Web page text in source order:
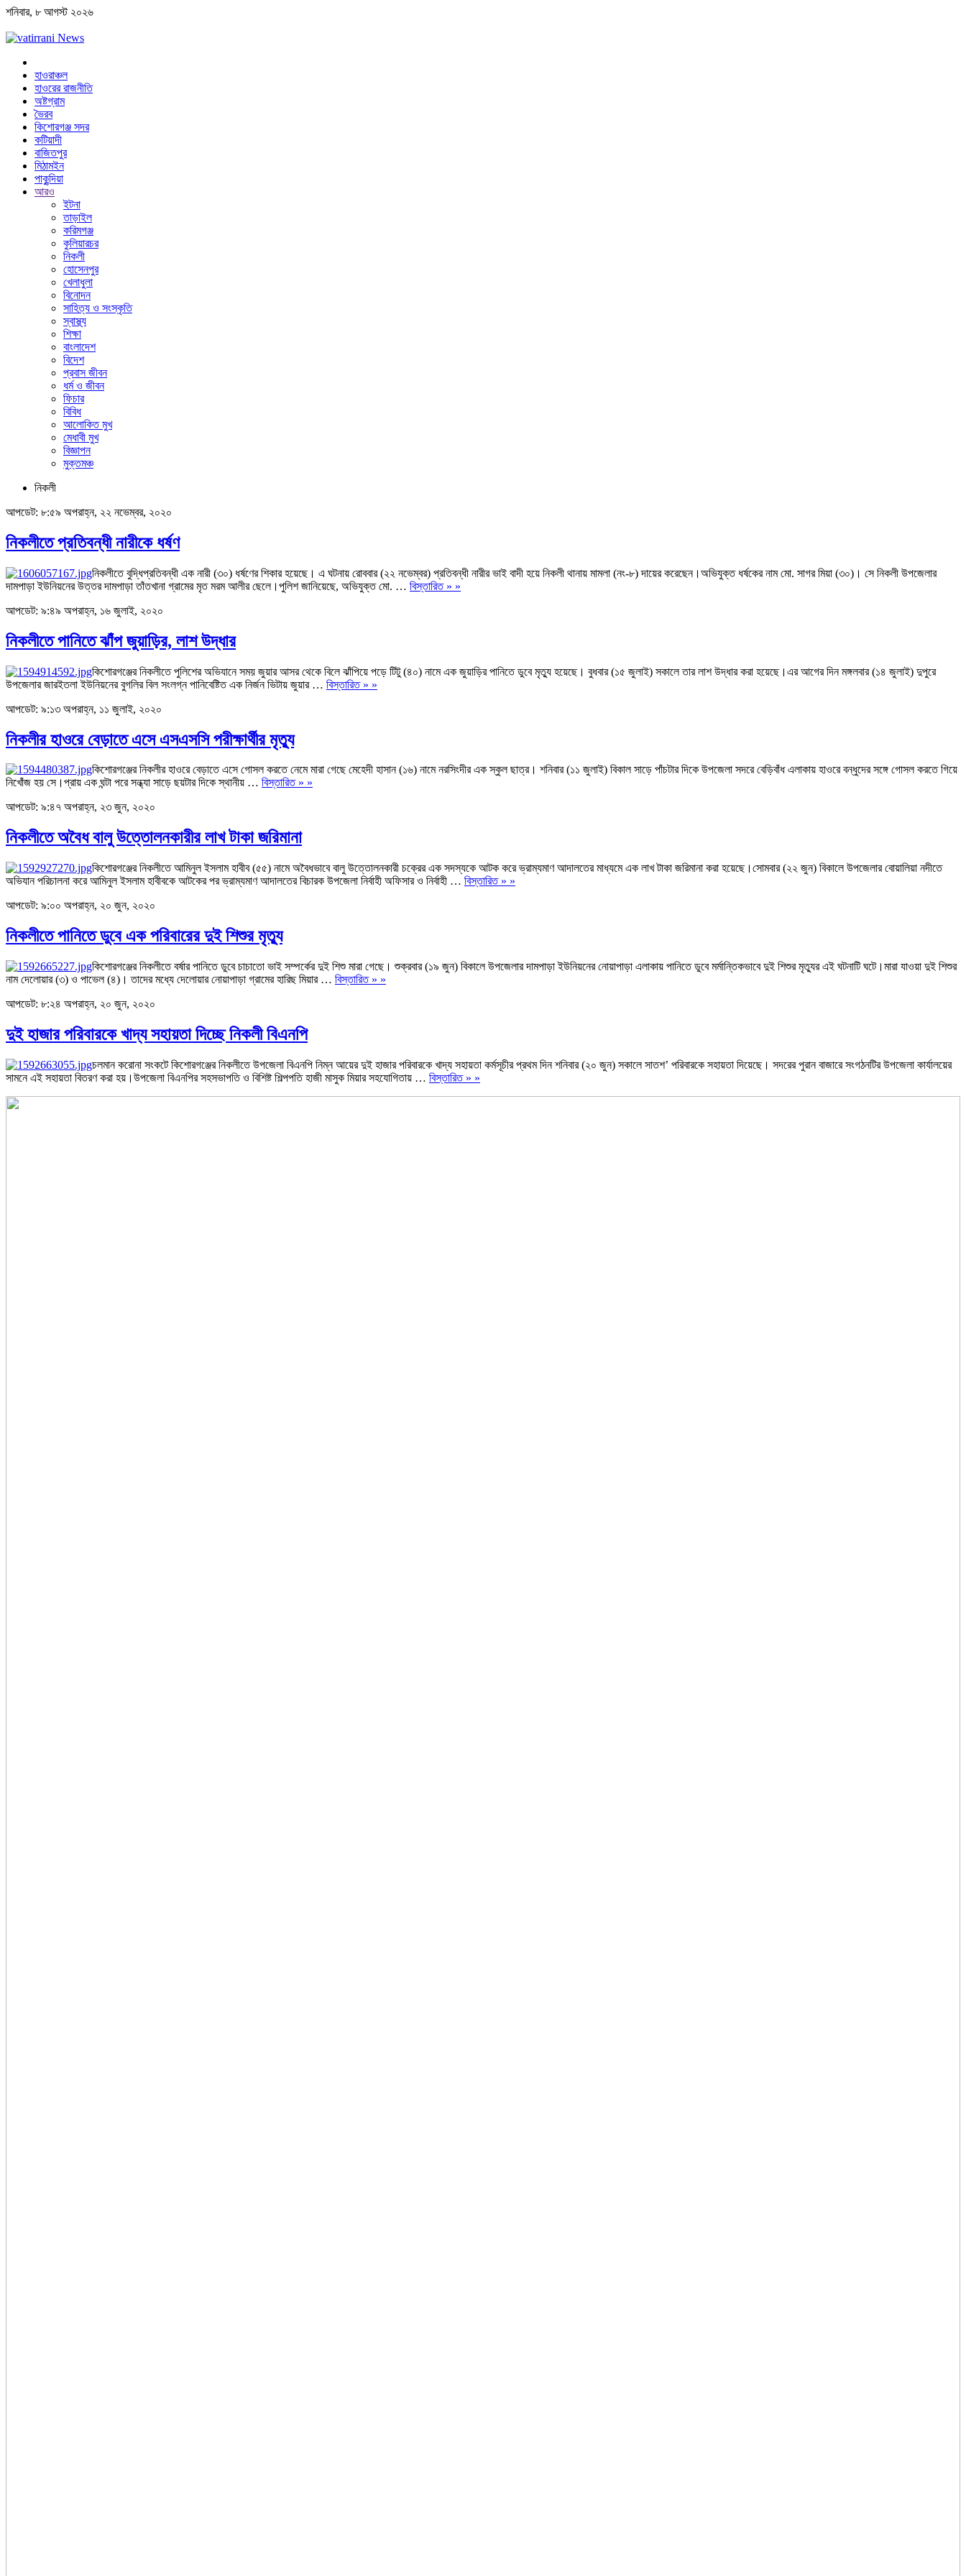
শনিবার, ৮ আগস্ট ২০২৬
হাওরাঞ্চল
হাওরের রাজনীতি
অষ্টগ্রাম
ভৈরব
কিশোরগঞ্জ সদর
কটিয়াদী
বাজিতপুর
মিঠামইন
পাকুন্দিয়া
আরও
ইটনা
তাড়াইল
করিমগঞ্জ
কুলিয়ারচর
নিকলী
হোসেনপুর
খেলাধুলা
বিনোদন
সাহিত্য ও সংস্কৃতি
স্বাস্থ্য
শিক্ষা
বাংলাদেশ
বিদেশ
প্রবাস জীবন
ধর্ম ও জীবন
ফিচার
বিবিধ
আলোকিত মুখ
মেধাবী মুখ
বিজ্ঞাপন
মুক্তমঞ্চ
নিকলী
আপডেট: ৮:৫৯ অপরাহ্ন, ২২ নভেম্বর, ২০২০
নিকলীতে প্রতিবন্ধী নারীকে ধর্ষণ
নিকলীতে বুদ্ধিপ্রতিবন্ধী এক নারী (৩০) ধর্ষণের শিকার হয়েছে। এ ঘটনায় রোববার (২২ নভেম্বর) প্রতিবন্ধী নারীর ভাই বাদী হয়ে নিকলী থানায় মামলা (নং-৮) দায়ের করেছেন।অভিযুক্ত ধর্ষকের নাম মো. সাগর মিয়া (৩০)। সে নিকলী উপজেলার
দামপাড়া ইউনিয়নের উত্তর দামপাড়া তাঁতখানা গ্রামের মৃত মরম আলীর ছেলে।পুলিশ জানিয়েছে, অভিযুক্ত মো. … বিস্তারিত » »
আপডেট: ৯:৪৯ অপরাহ্ন, ১৬ জুলাই, ২০২০
নিকলীতে পানিতে ঝাঁপ জুয়াড়ির, লাশ উদ্ধার
কিশোরগঞ্জের নিকলীতে পুলিশের অভিযানে সময় জুয়ার আসর থেকে বিলে ঝাঁপিয়ে পড়ে টিটু (৪০) নামে এক জুয়াড়ির পানিতে ডুবে মৃত্যু হয়েছে। বুধবার (১৫ জুলাই) সকালে তার লাশ উদ্ধার করা হয়েছে।এর আগের দিন মঙ্গলবার (১৪ জুলাই) দুপুরে
উপজেলার জারইতলা ইউনিয়নের বুগলির বিল সংলগ্ন পানিবেষ্টিত এক নির্জন ভিটায় জুয়ার … বিস্তারিত » »
আপডেট: ৯:১৩ অপরাহ্ন, ১১ জুলাই, ২০২০
নিকলীর হাওরে বেড়াতে এসে এসএসসি পরীক্ষার্থীর মৃত্যু
কিশোরগঞ্জের নিকলীর হাওরে বেড়াতে এসে গোসল করতে নেমে মারা গেছে মেহেদী হাসান (১৬) নামে নরসিংদীর এক স্কুল ছাত্র। শনিবার (১১ জুলাই) বিকাল সাড়ে পাঁচটার দিকে উপজেলা সদরে বেড়িবাঁধ এলাকায় হাওরে বন্ধুদের সঙ্গে গোসল করতে গিয়ে
নিখোঁজ হয় সে।প্রায় এক ঘন্টা পরে সন্ধ্যা সাড়ে ছয়টার দিকে স্থানীয় … বিস্তারিত » »
আপডেট: ৯:৪৭ অপরাহ্ন, ২৩ জুন, ২০২০
নিকলীতে অবৈধ বালু উত্তোলনকারীর লাখ টাকা জরিমানা
কিশোরগঞ্জের নিকলীতে আমিনুল ইসলাম হাবীব (৫৫) নামে অবৈধভাবে বালু উত্তোলনকারী চক্রের এক সদস্যকে আটক করে ভ্রাম্যমাণ আদালতের মাধ্যমে এক লাখ টাকা জরিমানা করা হয়েছে।সোমবার (২২ জুন) বিকালে উপজেলার বোয়ালিয়া নদীতে
অভিযান পরিচালনা করে আমিনুল ইসলাম হাবীবকে আটকের পর ভ্রাম্যমাণ আদালতের বিচারক উপজেলা নির্বাহী অফিসার ও নির্বাহী … বিস্তারিত » »
আপডেট: ৯:০০ অপরাহ্ন, ২০ জুন, ২০২০
নিকলীতে পানিতে ডুবে এক পরিবারের দুই শিশুর মৃত্যু
কিশোরগঞ্জের নিকলীতে বর্ষার পানিতে ডুবে চাচাতো ভাই সম্পর্কের দুই শিশু মারা গেছে। শুক্রবার (১৯ জুন) বিকালে উপজেলার দামপাড়া ইউনিয়নের নোয়াপাড়া এলাকায় পানিতে ডুবে মর্মান্তিকভাবে দুই শিশুর মৃত্যুর এই ঘটনাটি ঘটে।মারা যাওয়া দুই শিশুর
নাম দেলোয়ার (৩) ও পাভেল (৪)। তাদের মধ্যে দেলোয়ার নোয়াপাড়া গ্রামের হারিছ মিয়ার … বিস্তারিত » »
আপডেট: ৮:২৪ অপরাহ্ন, ২০ জুন, ২০২০
দুই হাজার পরিবারকে খাদ্য সহায়তা দিচ্ছে নিকলী বিএনপি
চলমান করোনা সংকটে কিশোরগঞ্জের নিকলীতে উপজেলা বিএনপি নিম্ন আয়ের দুই হাজার পরিবারকে খাদ্য সহায়তা কর্মসূচীর প্রথম দিন শনিবার (২০ জুন) সকালে সাতশ’ পরিবারকে সহায়তা দিয়েছে। সদরের পুরান বাজারে সংগঠনটির উপজেলা কার্যালয়ের
সামনে এই সহায়তা বিতরণ করা হয়।উপজেলা বিএনপির সহসভাপতি ও বিশিষ্ট শিল্পপতি হাজী মাসুক মিয়ার সহযোগিতায় … বিস্তারিত » »